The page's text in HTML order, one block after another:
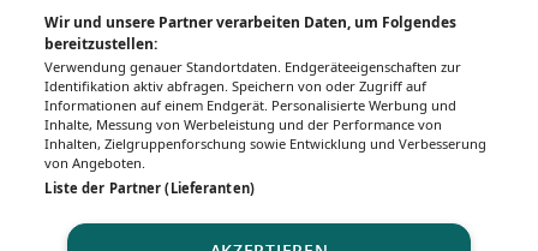
Wir und unsere Partner verarbeiten Daten, um Folgendes
bereitzustellen:
Verwendung genauer Standortdaten. Endgeräteeigenschaften zur
Identifikation aktiv abfragen. Speichern von oder Zugriff auf
Informationen auf einem Endgerät. Personalisierte Werbung und
Inhalte, Messung von Werbeleistung und der Performance von
Inhalten, Zielgruppenforschung sowie Entwicklung und Verbesserung
von Angeboten.
Liste der Partner (Lieferanten)